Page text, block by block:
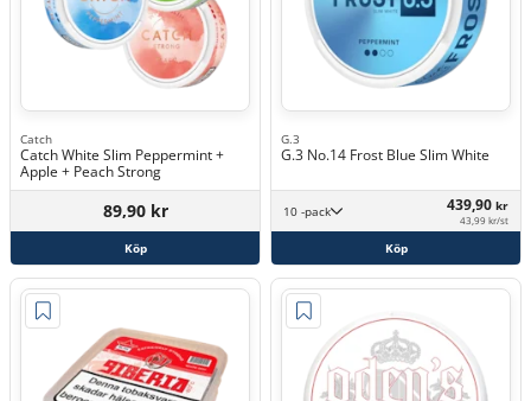
Catch
Catch White Slim Peppermint +
Apple + Peach Strong
89,90 kr
Köp
G.3
G.3 No.14 Frost Blue Slim White
10 -pack 439,90 kr
43,99 kr/st
Köp